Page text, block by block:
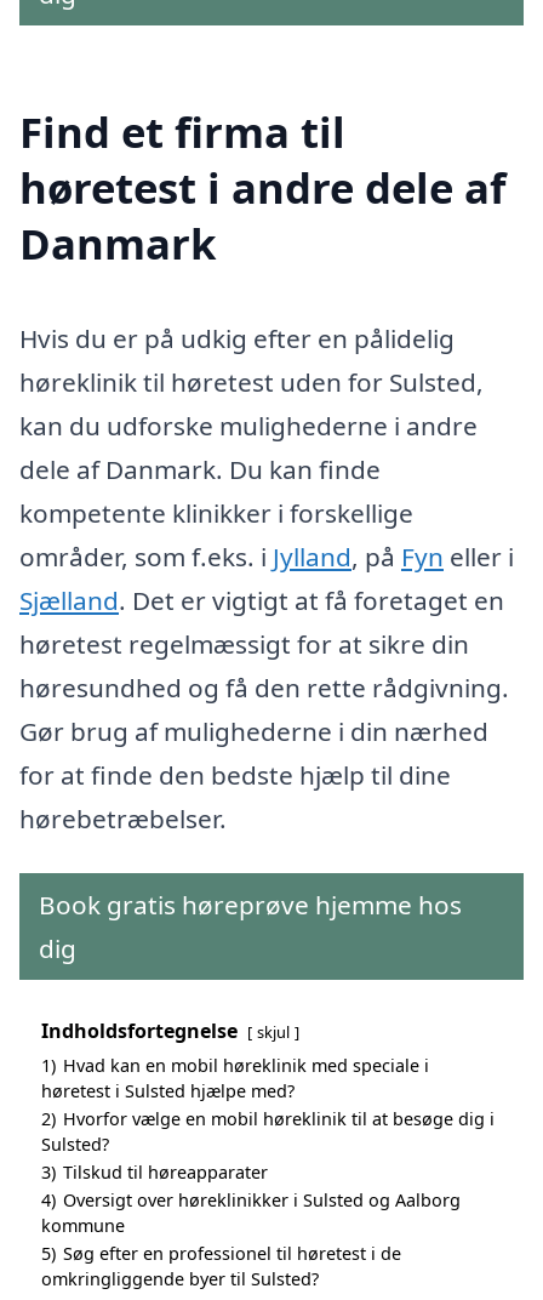
Find et firma til
høretest i andre dele af
Danmark
Hvis du er på udkig efter en pålidelig
høreklinik til høretest uden for Sulsted,
kan du udforske mulighederne i andre
dele af Danmark. Du kan finde
kompetente klinikker i forskellige
områder, som f.eks. i Jylland, på Fyn eller i
Sjælland. Det er vigtigt at få foretaget en
høretest regelmæssigt for at sikre din
høresundhed og få den rette rådgivning.
Gør brug af mulighederne i din nærhed
for at finde den bedste hjælp til dine
hørebetræbelser.
Book gratis høreprøve hjemme hos
dig
Indholdsfortegnelse skjul
1) Hvad kan en mobil høreklinik med speciale i
høretest i Sulsted hjælpe med?
2) Hvorfor vælge en mobil høreklinik til at besøge dig i
Sulsted?
3) Tilskud til høreapparater
4) Oversigt over høreklinikker i Sulsted og Aalborg
kommune
5) Søg efter en professionel til høretest i de
omkringliggende byer til Sulsted?